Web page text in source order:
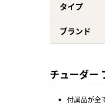
タイプ
ブランド
チューダー
付属品が全